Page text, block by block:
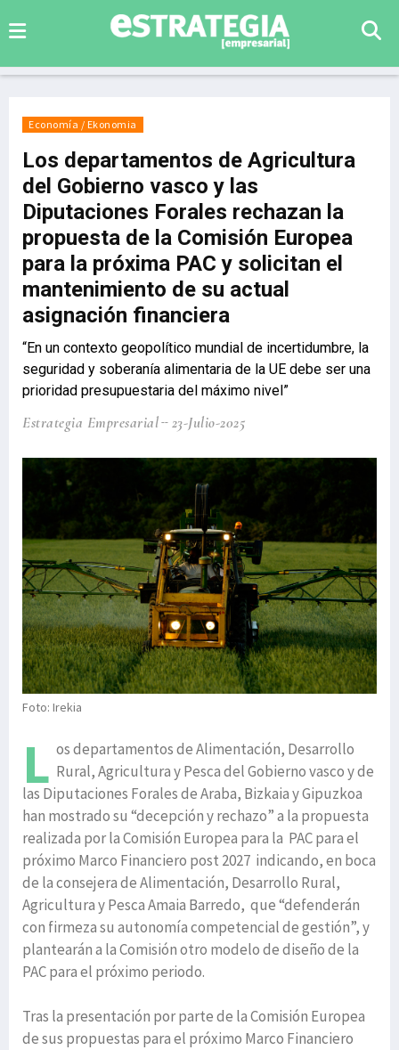
Economía / Ekonomia
Los departamentos de Agricultura
del Gobierno vasco y las
Diputaciones Forales rechazan la
propuesta de la Comisión Europea
para la próxima PAC y solicitan el
mantenimiento de su actual
asignación financiera
“En un contexto geopolítico mundial de incertidumbre, la
seguridad y soberanía alimentaria de la UE debe ser una
prioridad presupuestaria del máximo nivel”
Estrategia Empresarial 23-Julio-2025
Foto: Irekia
L os departamentos de Alimentación, Desarrollo
Rural, Agricultura y Pesca del Gobierno vasco y de
las Diputaciones Forales de Araba, Bizkaia y Gipuzkoa
han mostrado su “decepción y rechazo” a la propuesta
realizada por la Comisión Europea para la PAC para el
próximo Marco Financiero post 2027 indicando, en boca
de la consejera de Alimentación, Desarrollo Rural,
Agricultura y Pesca Amaia Barredo, que “defenderán
con firmeza su autonomía competencial de gestión”, y
plantearán a la Comisión otro modelo de diseño de la
PAC para el próximo periodo.
Tras la presentación por parte de la Comisión Europea
de sus propuestas para el próximo Marco Financiero